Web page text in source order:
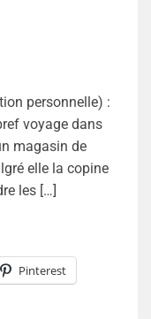
personnelle) :
voyage dans
magasin de
elle la copine
les […]
Pinterest